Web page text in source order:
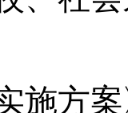
方案